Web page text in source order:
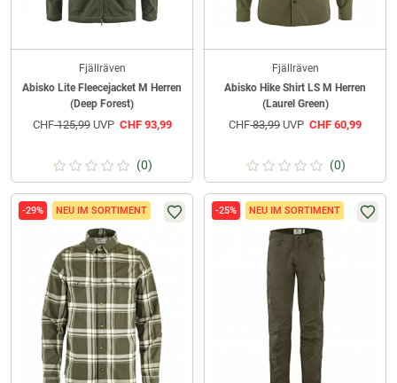
Fjällräven
Abisko Lite Fleecejacket M Herren
(Deep Forest)
CHF125,99UVP CHF93,99
(0)
Fjällräven
Abisko Hike Shirt LS M Herren
(Laurel Green)
CHF83,99 UVP CHF 60,99
(0)
-29% NEU IM SORTIMENT -25% NEU IM SORTIMENT